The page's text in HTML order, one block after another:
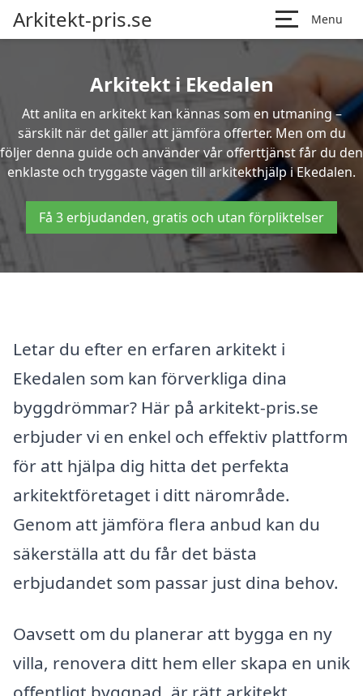
Arkitekt-pris.se Menu
Arkitekt i Ekedalen
Att anlita en arkitekt kan kännas som en utmaning –
särskilt när det gäller att jämföra offerter. Men om du
följer denna guide och använder vår offerttjänst får du den
enklaste och tryggaste vägen till arkitekthjälp i Ekedalen.
Få 3 erbjudanden, gratis och utan förpliktelser
Letar du efter en erfaren arkitekt i
Ekedalen som kan förverkliga dina
byggdrömmar? Här på arkitekt-pris.se
erbjuder vi en enkel och effektiv plattform
för att hjälpa dig hitta det perfekta
arkitektföretaget i ditt närområde.
Genom att jämföra flera anbud kan du
säkerställa att du får det bästa
erbjudandet som passar just dina behov.
Oavsett om du planerar att bygga en ny
villa, renovera ditt hem eller skapa en unik